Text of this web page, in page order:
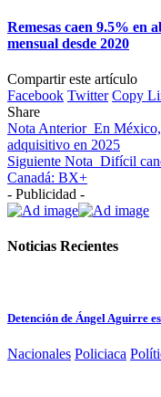
Remesas caen 9.5% en
mensual desde 2020
Compartir este artículo
Facebook Twitter Copy
Share
Nota Anterior En
adquisitivo en 2025
Siguiente Nota Difícil
Canadá: BX+
- Publicidad -
Noticias Recientes
Detención de Ángel Aguirre
Nacionales Policiaca